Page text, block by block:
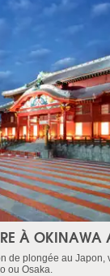
À
de plongée au Japon,
ou Osaka.